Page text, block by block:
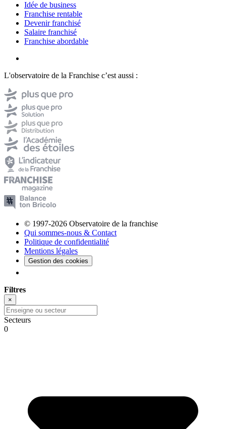
Idée de business
Franchise rentable
Devenir franchisé
Salaire franchisé
Franchise abordable
L'observatoire de la Franchise c’est aussi :
© 1997-2026 Observatoire de la franchise
Qui sommes-nous & Contact
Politique de confidentialité
Mentions légales
Gestion des cookies
Filtres
×
Secteurs
0